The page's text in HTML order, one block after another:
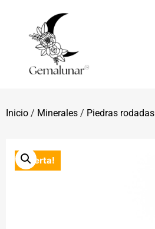
Inicio / Minerales / Piedras rodadas
¡Oferta!